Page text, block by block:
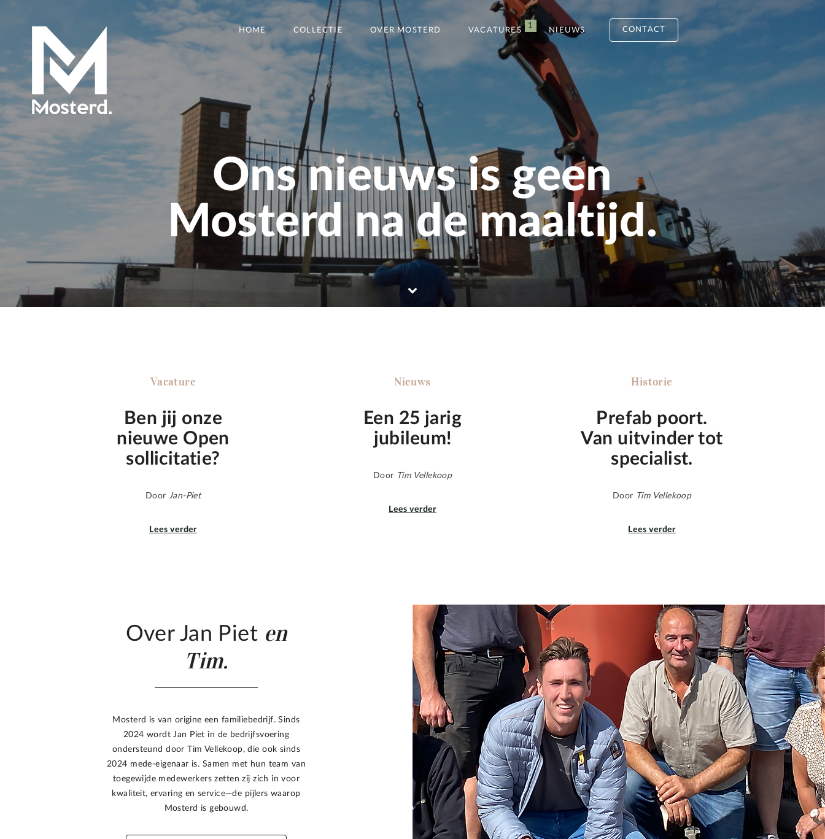
HOME COLLECTIE OVER MOSTERD VACATURES
1
NIEUWS CONTACT
Ons nieuws is geen
Mosterd na de maaltijd.
Vacature
Ben jij onze
nieuwe Open
sollicitatie?
Door Jan-Piet
Lees verder
Nieuws
Een 25 jarig
jubileum!
Door Tim Vellekoop
Lees verder
Historie
Prefab poort.
Van uitvinder tot
specialist.
Door Tim Vellekoop
Lees verder
Over Jan Piet en
Tim.
Mosterd is van origine een familiebedrijf. Sinds
2024 wordt Jan Piet in de bedrijfsvoering
ondersteund door Tim Vellekoop, die ook sinds
2024 mede-eigenaar is. Samen met hun team van
toegewijde medewerkers zetten zij zich in voor
kwaliteit, ervaring en service—de pijlers waarop
Mosterd is gebouwd.